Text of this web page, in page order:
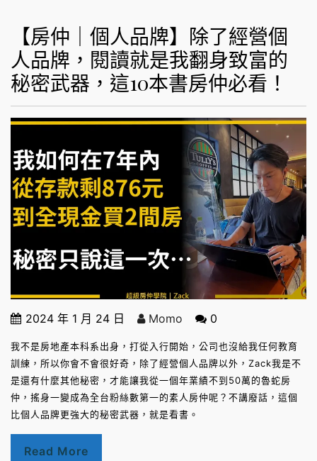
【房仲｜個人品牌】除了經營個
人品牌，閱讀就是我翻身致富的
秘密武器，這10本書房仲必看！
2024 年 1 月 24 日 Momo 0
我不是房地產本科系出身，打從入行開始，公司也沒給我任何教育
訓練，所以你會不會很好奇，除了經營個人品牌以外，Zack我是不
是還有什麼其他秘密，才能讓我從一個年業績不到50萬的魯蛇房
仲，搖身一變成為全台粉絲數第一的素人房仲呢？不講廢話，這個
比個人品牌更強大的秘密武器，就是看書。
Read More